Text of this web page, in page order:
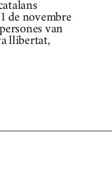
de novembre
van
llibertat,